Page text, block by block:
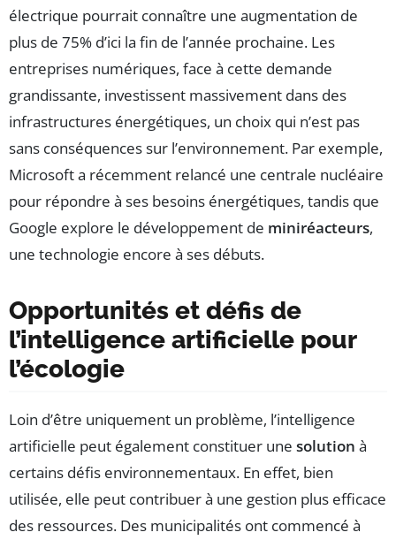
électrique pourrait connaître une augmentation de
plus de 75% d’ici la fin de l’année prochaine. Les
entreprises numériques, face à cette demande
grandissante, investissent massivement dans des
infrastructures énergétiques, un choix qui n’est pas
sans conséquences sur l’environnement. Par exemple,
Microsoft a récemment relancé une centrale nucléaire
pour répondre à ses besoins énergétiques, tandis que
Google explore le développement de miniréacteurs,
une technologie encore à ses débuts.
Opportunités et défis de
l’intelligence artificielle pour
l’écologie
Loin d’être uniquement un problème, l’intelligence
artificielle peut également constituer une solution à
certains défis environnementaux. En effet, bien
utilisée, elle peut contribuer à une gestion plus efficace
des ressources. Des municipalités ont commencé à